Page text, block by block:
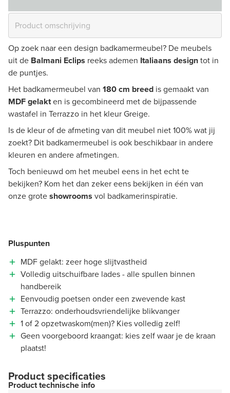
Op zoek naar een design badkamermeubel? De meubels
uit de Balmani Eclips reeks ademen Italiaans designtot in
de puntjes.
Het badkamermeubel van 180 cm breed is gemaakt van
MDF gelakten is gecombineerd met de bijpassende
wastafel in Terrazzo in het kleur Greige.
Is de kleur of de afmeting van dit meubel niet 100% wat jij
zoekt? Dit badkamermeubel is ook beschikbaar in andere
kleuren en andere afmetingen.
Toch benieuwd om het meubel eens in het echt te
bekijken? Kom het dan zeker eens bekijken in één van
onze groteshowrooms vol badkamerinspiratie.
Pluspunten
MDF gelakt: zeer hoge slijtvastheid
Volledig uitschuifbare lades - alle spullen binnen
handbereik
Eenvoudig poetsen onder een zwevende kast
Terrazzo: onderhoudsvriendelijke blikvanger
1 of 2 opzetwaskom(men)? Kies volledig zelf!
Geen voorgeboord kraangat: kies zelf waar je de kraan
plaatst!
Product specificaties
Product technische info